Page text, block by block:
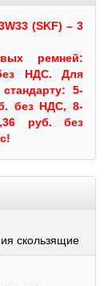
(SKF) – 3
ремней:
НДС. Для
5-
без НДС, 8-
руб. без
скользящие